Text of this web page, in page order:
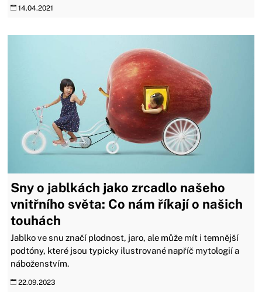
14.04.2021
Sny o jablkách jako zrcadlo našeho
vnitřního světa: Co nám říkají o našich
touhách
Jablko ve snu značí plodnost, jaro, ale může mít i temnější
podtóny, které jsou typicky ilustrované napříč mytologií a
náboženstvím.
22.09.2023